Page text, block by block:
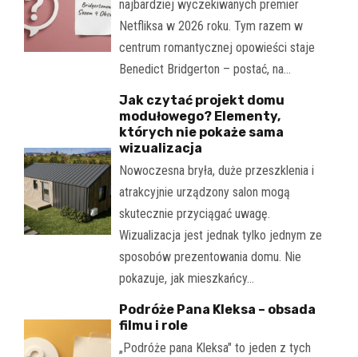
najbardziej wyczekiwanych premier
Netfliksa w 2026 roku. Tym razem w
centrum romantycznej opowieści staje
Benedict Bridgerton – postać, na…
Jak czytać projekt domu
modułowego? Elementy,
których nie pokaże sama
wizualizacja
Nowoczesna bryła, duże przeszklenia i
atrakcyjnie urządzony salon mogą
skutecznie przyciągać uwagę.
Wizualizacja jest jednak tylko jednym ze
sposobów prezentowania domu. Nie
pokazuje, jak mieszkańcy…
Podróże Pana Kleksa – obsada
filmu i role
„Podróże pana Kleksa" to jeden z tych